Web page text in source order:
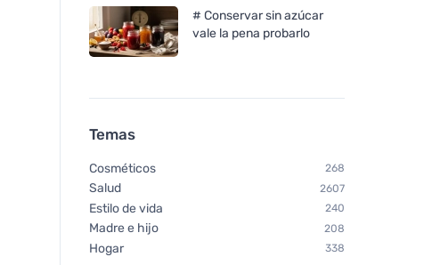
# Conservar sin azúcar
vale la pena probarlo
Temas
Cosméticos 268
Salud 2607
Estilo de vida 240
Madre e hijo 208
Hogar 338